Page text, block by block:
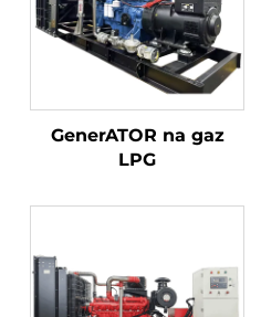
GenerATOR na gaz
LPG